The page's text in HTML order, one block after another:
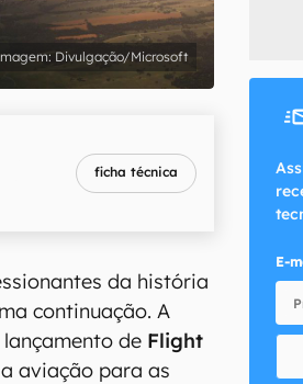
Divulgação/Microsoft
ficha técnica
da história
continuação. A
de Flight
aviação para as
E-